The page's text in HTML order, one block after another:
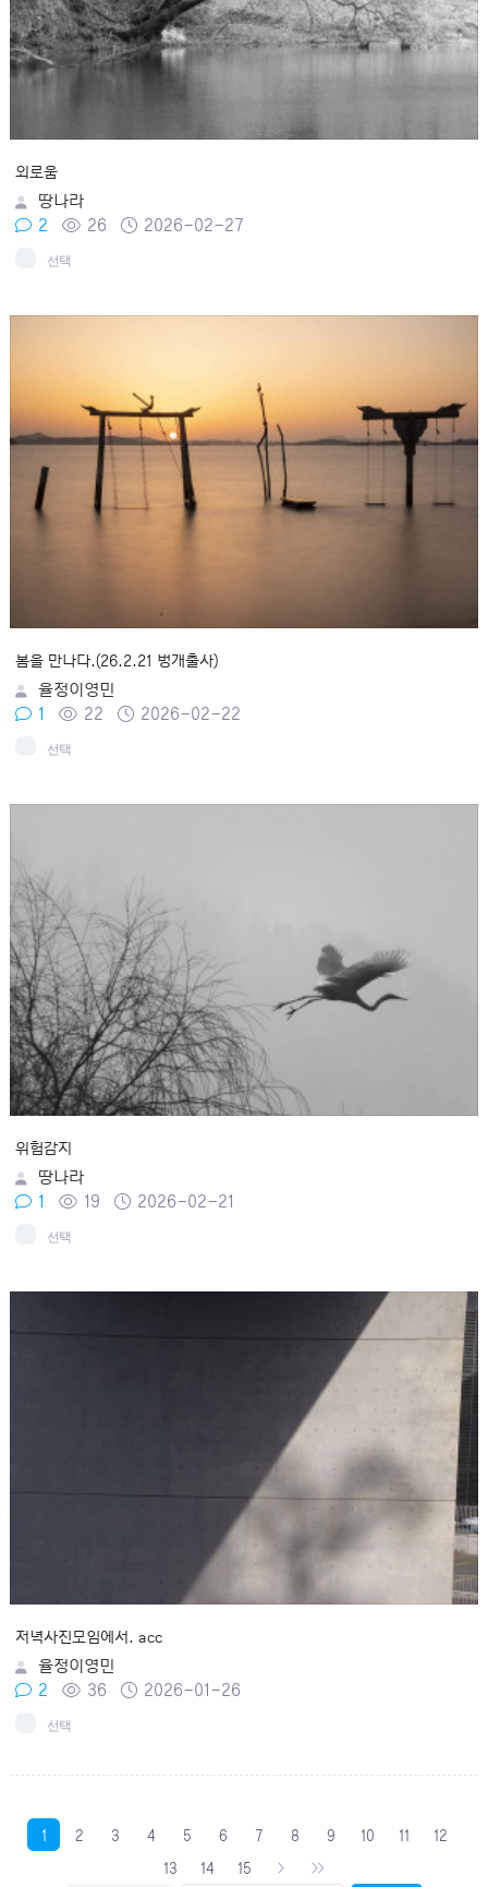
외로움
땅나라
2
26 2026-02-27
선택
봄을 만나다.(26.2.21 벙개출사)
율정이영민
1
22 2026-02-22
선택
위험감지
땅나라
1
19 2026-02-21
선택
저녁사진모임에서. acc
율정이영민
2
36 2026-01-26
선택
1 2 3 4 5 6 7 8 9 10 11
12
13
14 15